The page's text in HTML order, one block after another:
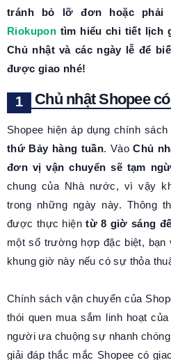
tránh bỏ lỡ đơn hoặc phải
Riokupon tìm hiểu chi tiết lịch
Chủ nhật và các ngày lễ để
được giao nhé!
Chủ nhật Shopee
Shopee hiện áp dụng chính
thứ Bảy hàng tuần. VàoChủ
đơn vị vận chuyển sẽ tạm
chung của Nhà nước, vì vậy
trong những ngày này. Thông
được thực hiệntừ 8 giờ sáng
một số trường hợp đặc biệt, bạn
khung giờ này nếu có sự thỏa
Chính sách vận chuyển của
thói quen mua sắm linh hoạt
người ưa chuộng sự nhanh
giải đáp thắc mắc Shopee có